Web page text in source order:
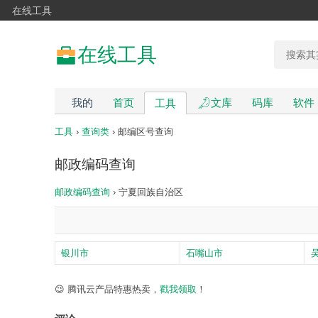
在线工具
在线工具
我的 首页 工具 文库 码库 软件
工具 › 查询类 › 邮编区号查询
邮政编码查询
邮政编码查询 › 宁夏回族自治区
银川市 石嘴山市
😉 腾讯云产品特惠热卖， 戳我领取 ！